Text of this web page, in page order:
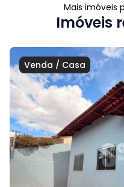
Mais imóveis
Imóveis
Venda / Casa